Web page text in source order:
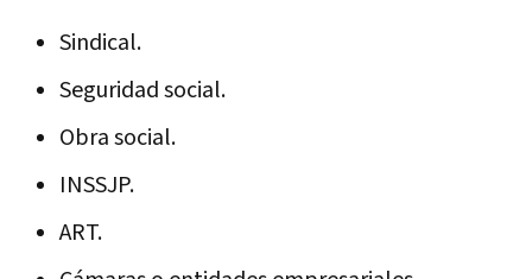
Sindical.
Seguridad social.
Obra social.
INSSJP.
ART.